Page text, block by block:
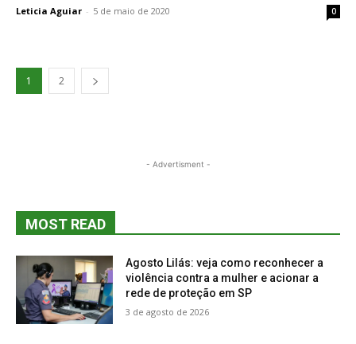
Leticia Aguiar - 5 de maio de 2020 0
1 2
- Advertisment -
MOST READ
Agosto Lilás: veja como reconhecer a
violência contra a mulher e acionar a
rede de proteção em SP
3 de agosto de 2026